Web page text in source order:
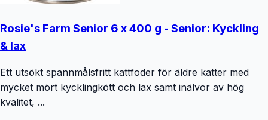
Rosie's Farm Senior 6 x 400 g - Senior: Kyckling
& lax
Ett utsökt spannmålsfritt kattfoder för äldre katter med
mycket mört kycklingkött och lax samt inälvor av hög
kvalitet, ...